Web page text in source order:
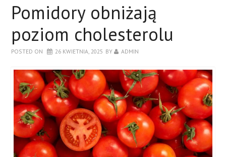
Pomidory obniżają
poziom cholesterolu
POSTED ON 26 KWIETNIA, 2025 BY ADMIN